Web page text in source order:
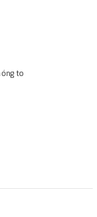
to